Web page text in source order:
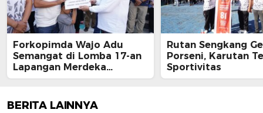
Forkopimda Wajo Adu
Semangat di Lomba 17-an
Lapangan Merdeka
Sengkang, Andi Rosman
Rutan Sengkang
Porseni, Karutan
Sportivitas
BERITA LAINNYA